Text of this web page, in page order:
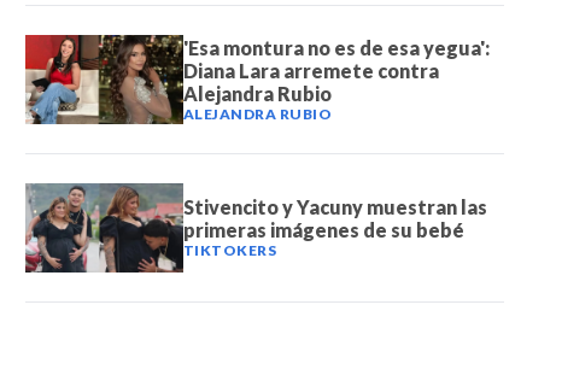
'Esa montura no es de esa yegua':
Diana Lara arremete contra
Alejandra Rubio
ALEJANDRA RUBIO
Stivencito y Yacuny muestran las
primeras imágenes de su bebé
TIKTOKERS